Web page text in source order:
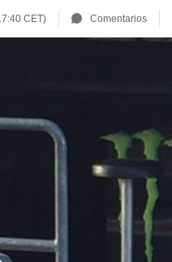
CET) Comentarios